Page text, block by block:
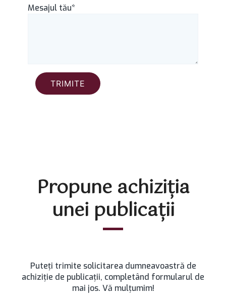
Mesajul tău*
Propune achiziţia
unei publicaţii
Puteți trimite solicitarea dumneavoastră de
achiziție de publicații, completând formularul de
mai jos. Vă mulțumim!